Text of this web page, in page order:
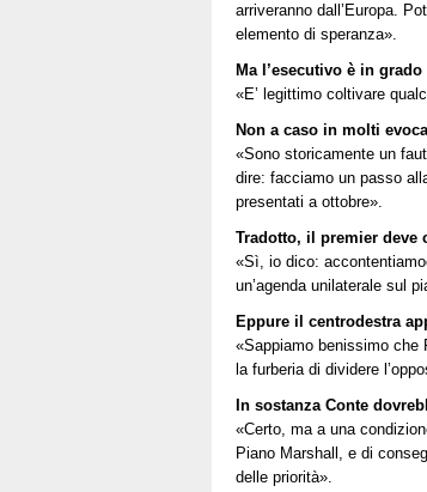
arriveranno dall’Europa.
elemento di speranza».
Ma l’esecutivo è in
«E’ legittimo coltivare
Non a caso in molti
«Sono storicamente un
dire: facciamo un passo
presentati a ottobre».
Tradotto, il premier deve
«Sì, io dico:
un’agenda unilaterale sul
Eppure il centrodestra
«Sappiamo benissimo che
la furberia di dividere
In sostanza Conte
«Certo, ma a una
Piano Marshall, e di
delle priorità».